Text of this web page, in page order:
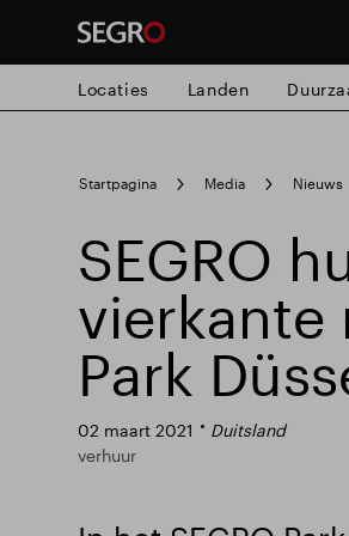
search
for
Locaties Landen
Startpagina Media Nieuws
SEGRO
vierkante
Park
02 maart 2021
Duitsland
verhuur